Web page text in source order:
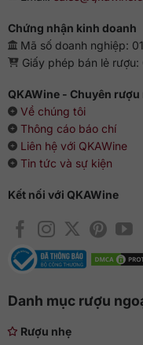
Chứng nhận kinh doanh
Mã số doanh nghiệp:
Giấy phép bán lẻ rượu:
QKAWine - Chuyên
Về chúng tôi
Thông cáo báo chí
Liên hệ với QKAWine
Tin tức và sự kiện
Kết nối với QKAWine
Danh mục rượu
Rượu nhẹ